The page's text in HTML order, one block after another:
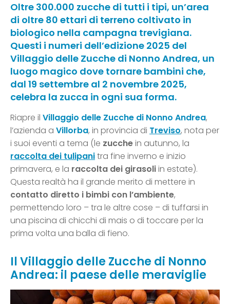
Oltre 300.000 zucche di tutti i tipi, un’area
di oltre 80 ettari di terreno coltivato in
biologico nella campagna trevigiana.
Questi i numeri dell’edizione 2025 del
Villaggio delle Zucche di Nonno Andrea, un
luogo magico dove tornare bambini che,
dal 19 settembre al 2 novembre 2025,
celebra la zucca in ogni sua forma.
Riapre il Villaggio delle Zucche di Nonno Andrea,
l’azienda a Villorba, in provincia di Treviso, nota per
i suoi eventi a tema (le zucchein autunno, la
raccolta dei tulipanitra fine inverno e inizio
primavera, e la raccolta dei girasoliin estate).
Questa realtà ha il grande merito di mettere in
contatto diretto i bimbi con l’ambiente,
permettendo loro – tra le altre cose – di tuffarsi in
una piscina di chicchi di mais o di toccare per la
prima volta una balla di fieno.
Il Villaggio delle Zucche di Nonno
Andrea: il paese delle meraviglie